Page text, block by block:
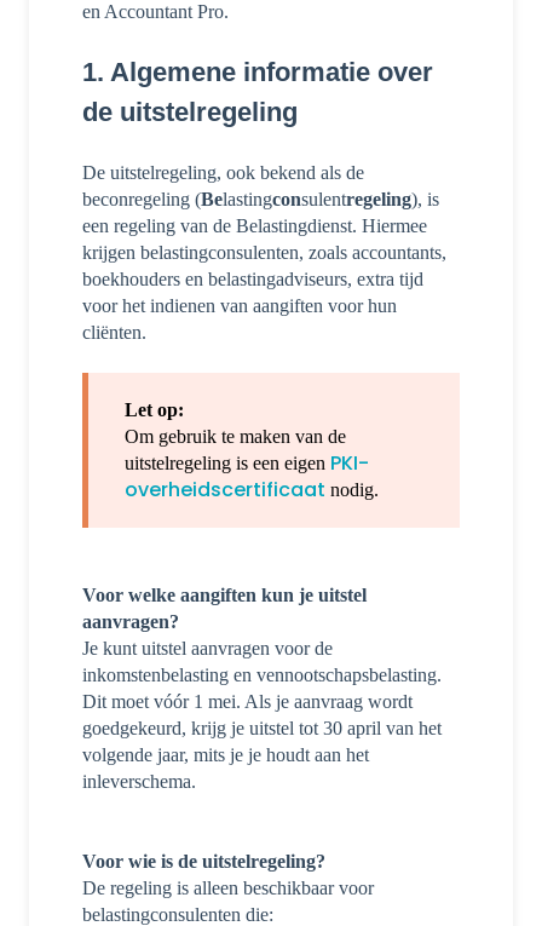
en Accountant Pro.
1. Algemene informatie over
de uitstelregeling
De uitstelregeling, ook bekend als de
beconregeling (Belastingconsulentregeling), is
een regeling van de Belastingdienst. Hiermee
krijgen belastingconsulenten, zoals accountants,
boekhouders en belastingadviseurs, extra tijd
voor het indienen van aangiften voor hun
cliënten.
Let op:
Om gebruik te maken van de
uitstelregeling is een eigen PKI-
overheidscertificaat nodig.
Voor welke aangiften kun je uitstel
aanvragen?
Je kunt uitstel aanvragen voor de
inkomstenbelasting en vennootschapsbelasting.
Dit moet vóór 1 mei. Als je aanvraag wordt
goedgekeurd, krijg je uitstel tot 30 april van het
volgende jaar, mits je je houdt aan het
inleverschema.
Voor wie is de uitstelregeling?
De regeling is alleen beschikbaar voor
belastingconsulenten die: